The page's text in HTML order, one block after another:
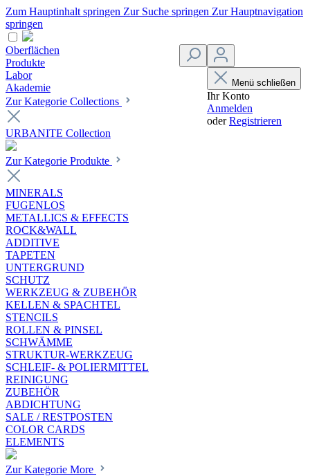
Zum Hauptinhalt springen Zur Suche springen Zur Hauptnavigation
springen
Oberflächen
Produkte
Labor
Akademie
Zur Kategorie Collections
URBANITE Collection
Zur Kategorie Produkte
MINERALS
FUGENLOS
METALLICS & EFFECTS
ROCK&WALL
ADDITIVE
TAPETEN
UNTERGRUND
SCHUTZ
WERKZEUG & ZUBEHÖR
KELLEN & SPACHTEL
STENCILS
ROLLEN & PINSEL
SCHWÄMME
STRUKTUR-WERKZEUG
SCHLEIF- & POLIERMITTEL
REINIGUNG
ZUBEHÖR
ABDICHTUNG
SALE / RESTPOSTEN
COLOR CARDS
ELEMENTS
Zur Kategorie More
Menü schließen
Ihr Konto
Anmelden
oderRegistrieren